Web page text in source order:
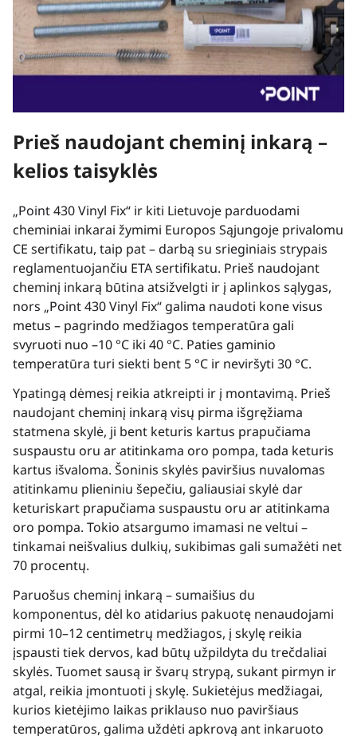
Prieš naudojant cheminį inkarą –
kelios taisyklės
„Point 430 Vinyl Fix“ ir kiti Lietuvoje parduodami
cheminiai inkarai žymimi Europos Sąjungoje privalomu
CE sertifikatu, taip pat – darbą su srieginiais strypais
reglamentuojančiu ETA sertifikatu. Prieš naudojant
cheminį inkarą būtina atsižvelgti ir į aplinkos sąlygas,
nors „Point 430 Vinyl Fix“ galima naudoti kone visus
metus – pagrindo medžiagos temperatūra gali
svyruoti nuo –10 °C iki 40 °C. Paties gaminio
temperatūra turi siekti bent 5 °C ir neviršyti 30 °C.
Ypatingą dėmesį reikia atkreipti ir į montavimą. Prieš
naudojant cheminį inkarą visų pirma išgręžiama
statmena skylė, ji bent keturis kartus prapučiama
suspaustu oru ar atitinkama oro pompa, tada keturis
kartus išvaloma. Šoninis skylės paviršius nuvalomas
atitinkamu plieniniu šepečiu, galiausiai skylė dar
keturiskart prapučiama suspaustu oru ar atitinkama
oro pompa. Tokio atsargumo imamasi ne veltui –
tinkamai neišvalius dulkių, sukibimas gali sumažėti net
70 procentų.
Paruošus cheminį inkarą – sumaišius du
komponentus, dėl ko atidarius pakuotę nenaudojami
pirmi 10–12 centimetrų medžiagos, į skylę reikia
įspausti tiek dervos, kad būtų užpildyta du trečdaliai
skylės. Tuomet sausą ir švarų strypą, sukant pirmyn ir
atgal, reikia įmontuoti į skylę. Sukietėjus medžiagai,
kurios kietėjimo laikas priklauso nuo paviršiaus
temperatūros, galima uždėti apkrovą ant inkaruoto